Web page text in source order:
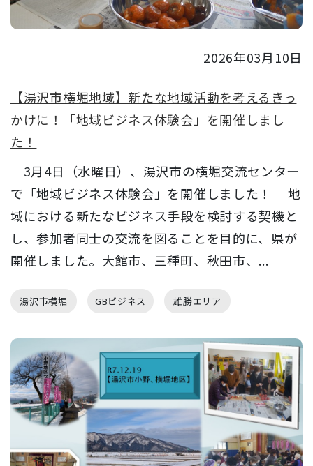
2026年03月10日
【湯沢市横堀地域】新たな地域活動を考えるきっ
かけに！「地域ビジネス体験会」を開催しまし
た！
3月4日（水曜日）、湯沢市の横堀交流センター
で「地域ビジネス体験会」を開催しました！ 地
域における新たなビジネス手段を検討する契機と
し、参加者同士の交流を図ることを目的に、県が
開催しました。大館市、三種町、秋田市、...
湯沢市横堀 GBビジネス 雄勝エリア